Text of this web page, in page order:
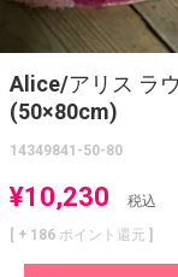
Alice/アリス ラ
(50×80cm)
14349841-50-80
¥10,230
税込
[ + 186 ポイント還元 ]